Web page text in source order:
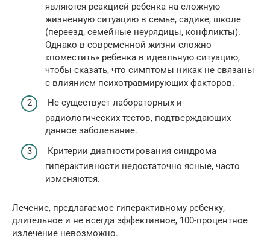
являются реакцией ребенка на сложную
жизненную ситуацию в семье, садике, школе
(переезд, семейные неурядицы, конфликты).
Однако в современной жизни сложно
«поместить» ребенка в идеальную ситуацию,
чтобы сказать, что симптомы никак не связаны
с влиянием психотравмирующих факторов.
Не существует лабораторных и
радиологических тестов, подтверждающих
данное заболевание.
Критерии диагностирования синдрома
гиперактивности недостаточно ясные, часто
изменяются.
Лечение, предлагаемое гиперактивному ребенку,
длительное и не всегда эффективное, 100-процентное
излечение невозможно.